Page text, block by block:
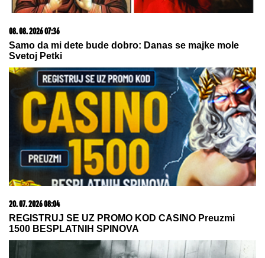
"SRAMOTA ME JE"Asmin Durdžić
Maje Marinković: "Ona je domaćica,
ne snalazi se u ovom svetu i ne zna
da prestane"
DVOJICA RADNIKA POVREĐENA U
FABRICIIncident u Kikindi: Jedan
hitno prevezen u Novi Sad